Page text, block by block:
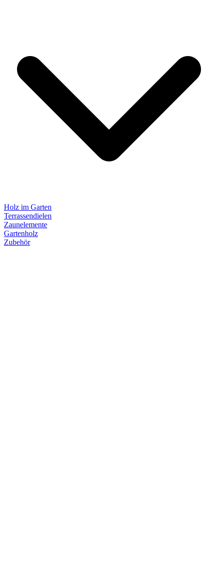
Holz im Garten
Terrassendielen
Zaunelemente
Gartenholz
Zubehör